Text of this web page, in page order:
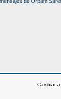
Cambiar